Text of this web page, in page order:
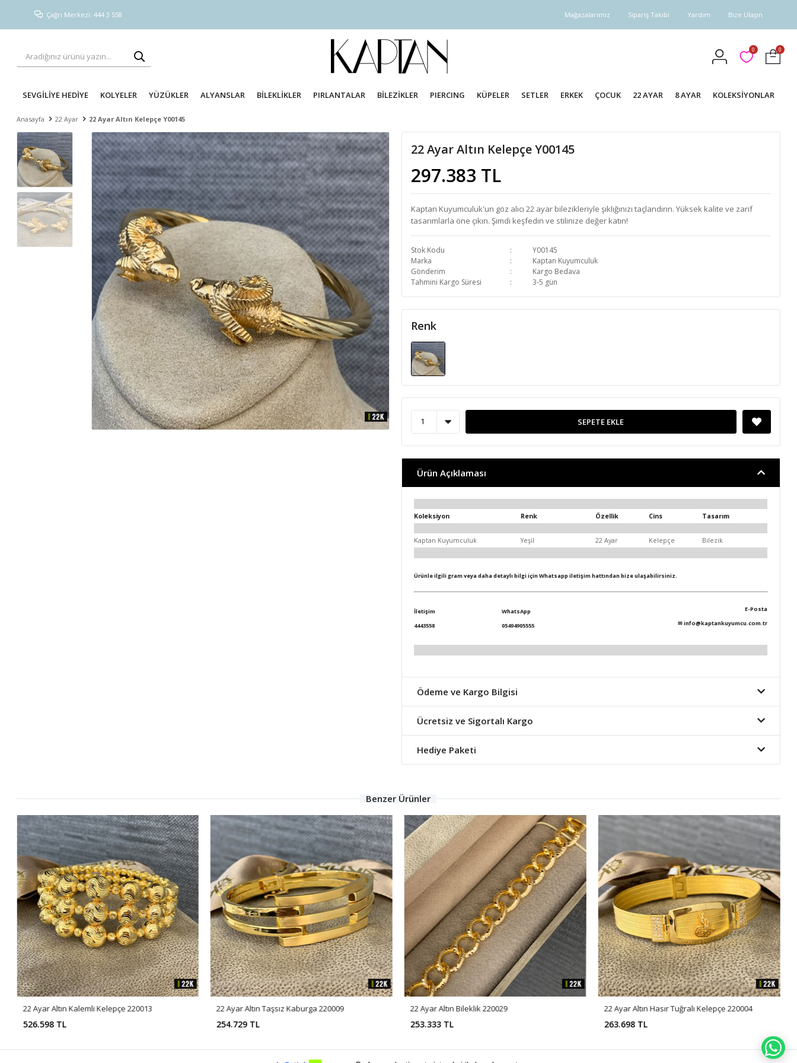
Çağrı Merkezi: 444 3 558 Mağazalarımız Sipariş Takibi Yardım Bize Ulaşın
0 0
SEVGİLİYE HEDİYE KOLYELER YÜZÜKLER ALYANSLAR BİLEKLİKLER PIRLANTALAR BİLEZİKLER PIERCING KÜPELER SETLER ERKEK ÇOCUK 22 AYAR 8 AYAR KOLEKSİYONLAR
Anasayfa 22 Ayar 22 Ayar Altın Kelepçe Y00145
22 Ayar Altın Kelepçe Y00145
297.383 TL
Kaptan Kuyumculuk'un göz alıcı 22 ayar bilezikleriyle şıklığınızı taçlandırın. Yüksek kalite ve zarif
tasarımlarla öne çıkın. Şimdi keşfedin ve stilinize değer katın!
Stok Kodu
Y00145
Marka
Kaptan Kuyumculuk
Gönderim
Kargo Bedava
Tahmini Kargo Süresi
3-5 gün
Renk
SEPETE EKLE
Ürün Açıklaması
Koleksiyon Renk Özellik Cins Tasarım
Kaptan Kuyumculuk Yeşil 22 Ayar Kelepçe Bilezik
Ürünle ilgili gram veya daha detaylı bilgi için Whatsapp iletişim hattından bize ulaşabilirsiniz.
İletişim
4443558
WhatsApp
05494905555
E-Posta
✉info@kaptankuyumcu.com.tr
Ödeme ve Kargo Bilgisi
Ücretsiz ve Sigortalı Kargo
Hediye Paketi
Benzer Ürünler
22 Ayar Altın Kalemli Kelepçe 220013
526.598 TL
22 Ayar Altın Taşsız Kaburga 220009
254.729 TL
22 Ayar Altın Bileklik 220029
253.333 TL
22 Ayar Altın Hasır Tuğralı Kelepçe 220004
263.698 TL